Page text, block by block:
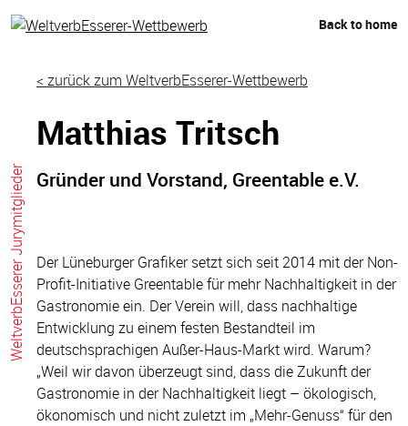
Skip
to
Back to home
WeltverbEsserer Jurymitglieder
< zurück zum WeltverbEsserer-Wettbewerb
Matthias Tritsch
Gründer und Vorstand, Greentable e.V.
Der Lüneburger Grafiker setzt sich seit 2014 mit der Non-
Profit-Initiative Greentable für mehr Nachhaltigkeit in der
Gastronomie ein. Der Verein will, dass nachhaltige
Entwicklung zu einem festen Bestandteil im
deutschsprachigen Außer-Haus-Markt wird. Warum?
„Weil wir davon überzeugt sind, dass die Zukunft der
Gastronomie in der Nachhaltigkeit liegt – ökologisch,
ökonomisch und nicht zuletzt im „Mehr-Genuss“ für den